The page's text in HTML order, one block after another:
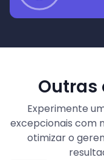
Experimente
excepcionais com
otimizar o